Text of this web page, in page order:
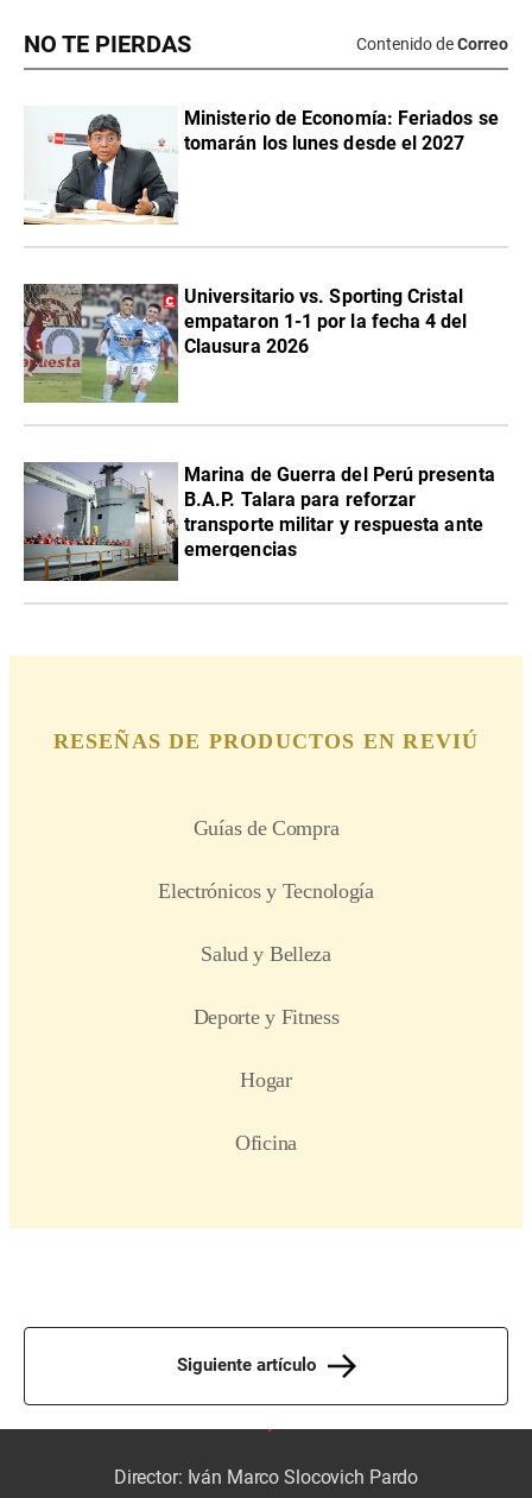
NO TE PIERDAS Contenido deCorreo
Ministerio de Economía: Feriados se
tomarán los lunes desde el 2027
Universitario vs. Sporting Cristal
empataron 1-1 por la fecha 4 del
Clausura 2026
Marina de Guerra del Perú presenta
B.A.P. Talara para reforzar
transporte militar y respuesta ante
emergencias
Siguiente artículo
Director: Iván Marco Slocovich Pardo